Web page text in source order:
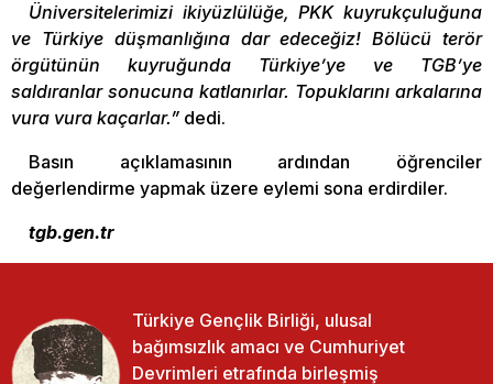
Üniversitelerimizi ikiyüzlülüğe, PKK kuyrukçuluğuna
ve Türkiye düşmanlığına dar edeceğiz! Bölücü terör
örgütünün kuyruğunda Türkiye’ye ve TGB’ye
saldıranlar sonucuna katlanırlar. Topuklarını arkalarına
vura vura kaçarlar.” dedi.
Basın açıklamasının ardından öğrenciler
değerlendirme yapmak üzere eylemi sona erdirdiler.
tgb.gen.tr
Türkiye Gençlik Birliği, ulusal
bağımsızlık amacı ve Cumhuriyet
Devrimleri etrafında birleşmiş